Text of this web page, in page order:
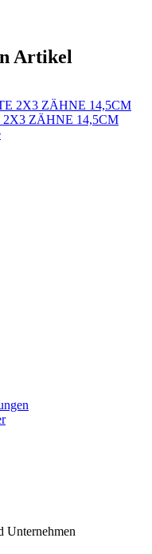
Artikel
ZÄHNE 14,5CM
Unternehmen